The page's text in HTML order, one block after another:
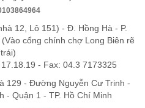
12, Lô 151) - Đ. Hồng Hà - P.
cổng chính chợ Long Biên rẽ
trái)
- Fax: 04.3 7173325
129 - Đường Nguyễn Cư Trinh -
- Quận 1 - TP. Hồ Chí Minh